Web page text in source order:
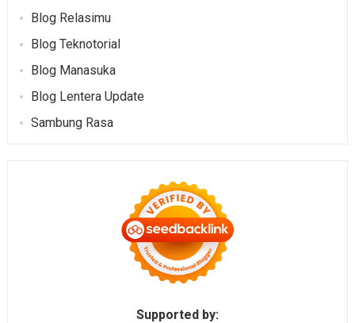
Blog Relasimu
Blog Teknotorial
Blog Manasuka
Blog Lentera Update
Sambung Rasa
Supported by: